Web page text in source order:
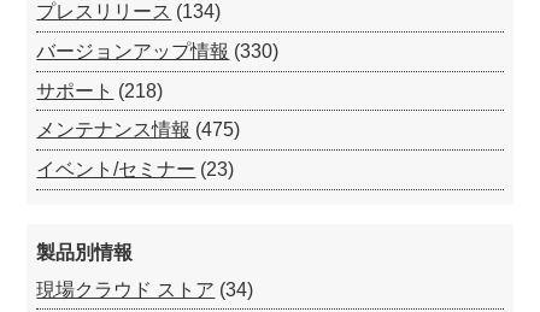
プレスリリース (134)
バージョンアップ情報 (330)
サポート (218)
メンテナンス情報 (475)
イベント/セミナー (23)
製品別情報
現場クラウド ストア (34)